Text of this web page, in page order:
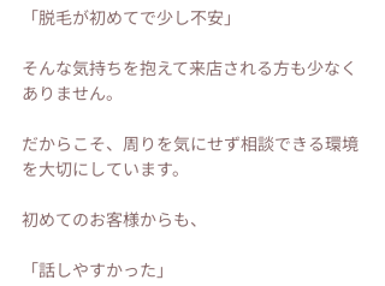
「脱毛が初めてで少し不安」
そんな気持ちを抱えて来店される方も少なく
ありません。
だからこそ、周りを気にせず相談できる環境
を大切にしています。
初めてのお客様からも、
「話しやすかった」